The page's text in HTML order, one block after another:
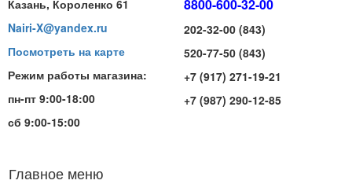
Казань, Короленко 61
Nairi-X@yandex.ru
Посмотреть на карте
Режим работы магазина:
пн-пт 9:00-18:00
сб 9:00-15:00
8800-600-32-00
202-32-00 (843)
520-77-50 (843)
+7 (917) 271-19-21
+7 (987) 290-12-85
Главное меню